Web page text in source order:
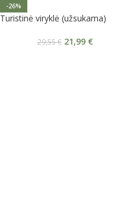
-26%
Turistinė viryklė (užsukama)
29,55€ 21,99 €